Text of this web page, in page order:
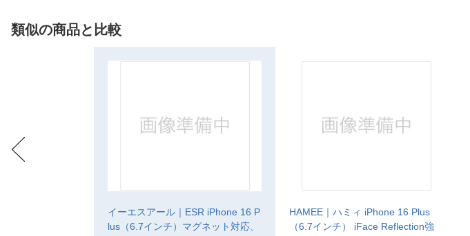
類似の商品と比較
イーエスアール｜ESR iPhone 16 P
lus（6.7インチ）マグネット対応、
HAMEE｜ハミィ iPhone 16 Plus
（6.7インチ） iFace Reflection強